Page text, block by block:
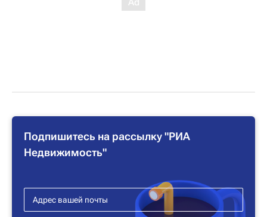
Подпишитесь на рассылку "РИА
Недвижимость"